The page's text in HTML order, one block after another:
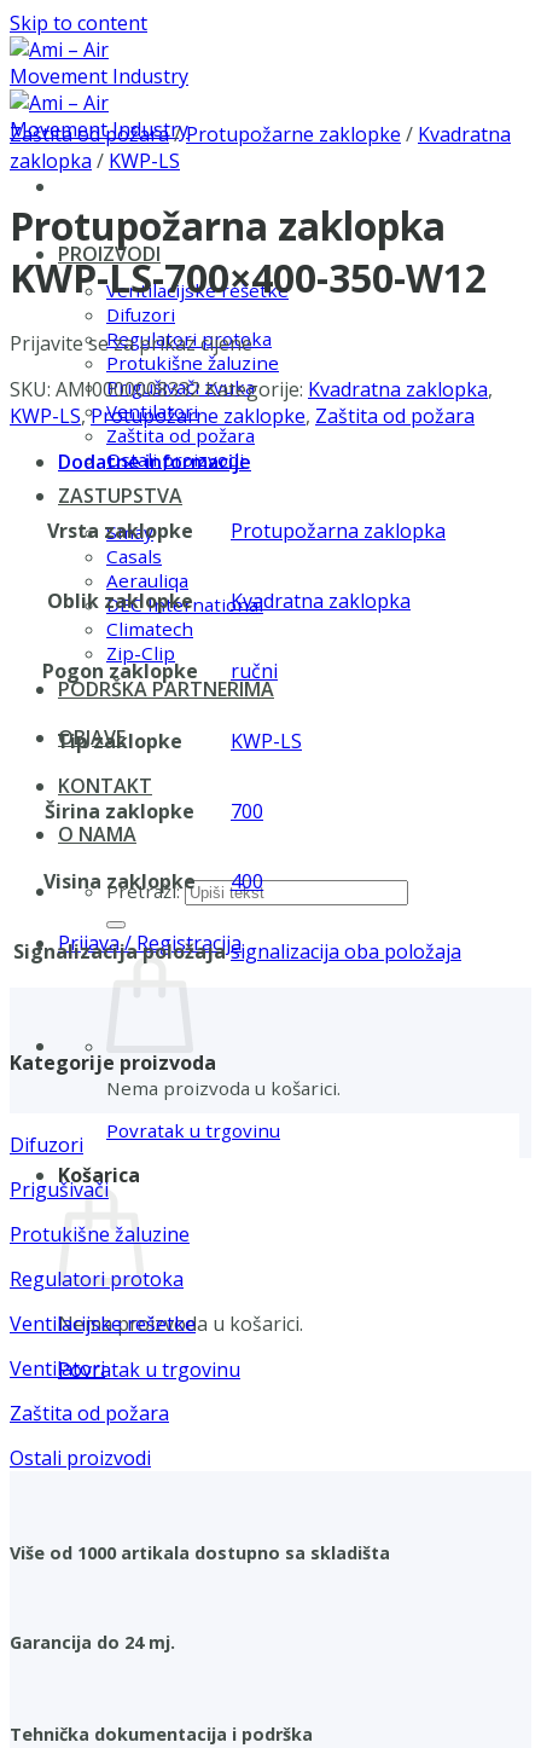
Skip to content
PROIZVODI
Ventilacijske rešetke
Difuzori
Regulatori protoka
Protukišne žaluzine
Prigušivači zvuka
Ventilatori
Zaštita od požara
Ostali proizvodi
ZASTUPSTVA
Smay
Casals
Aerauliqa
DEC International
Climatech
Zip-Clip
PODRŠKA PARTNERIMA
OBJAVE
KONTAKT
O NAMA
Pretraži:
Prijava / Registracija
Nema proizvoda u košarici.
Povratak u trgovinu
Košarica
Nema proizvoda u košarici.
Povratak u trgovinu
Zaštita od požara/Protupožarne zaklopke / Kvadratna
zaklopka / KWP-LS
Protupožarna zaklopka
KWP-LS-700×400-350-W12
Prijavite se za prikaz cijene
SKU: AMI0000008332Kategorije: Kvadratna zaklopka,
KWP-LS,Protupožarne zaklopke, Zaštita od požara
Dodatne informacije
Vrsta zaklopke Protupožarna zaklopka
Oblik zaklopke Kvadratna zaklopka
Pogon zaklopke ručni
Tip zaklopke KWP-LS
Širina zaklopke 700
Visina zaklopke 400
Signalizacija položajasignalizacija oba položaja
Kategorije proizvoda
Difuzori
Prigušivači
Protukišne žaluzine
Regulatori protoka
Ventilacijske rešetke
Ventilatori
Zaštita od požara
Ostali proizvodi
Više od 1000 artikala dostupno sa skladišta
Garancija do 24 mj.
Tehnička dokumentacija i podrška